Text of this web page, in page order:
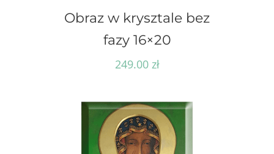
Obraz w krysztale bez
fazy 16×20
249.00 zł